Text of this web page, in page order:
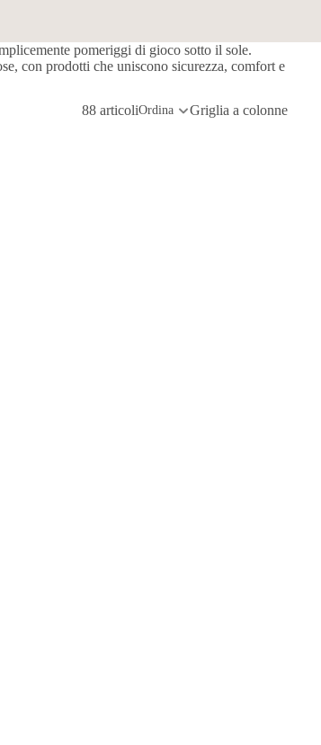
pomeriggi di gioco sotto il sole.
con prodotti che uniscono sicurezza, comfort e
88 articoliOrdina Griglia a colonne